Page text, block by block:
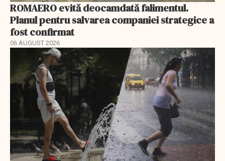
ROMAERO evită deocamdată falimentul.
Planul pentru salvarea companiei strategice a
fost confirmat
06 AUGUST 2026